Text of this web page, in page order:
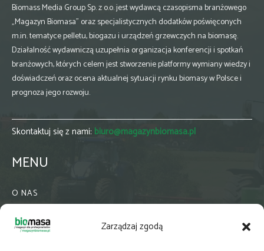
Zarządzaj zgodą
Biomass Media Group Sp. z o.o. jest wydawcą czasopisma branżowego
„Magazyn Biomasa” oraz specjalistycznych dodatków poświęconych
m.in. tematyce pelletu, biogazu i urządzeń grzewczych na biomasę.
Działalność wydawniczą uzupełnia organizacja konferencji i spotkań
branżowych, których celem jest stworzenie platformy wymiany wiedzy i
doświadczeń oraz ocena aktualnej sytuacji rynku biomasy w Polsce i
prognoza jego rozwoju.
Skontaktuj się z nami: biuro@magazynbiomasa.pl
MENU
O NAS
WSPÓŁPRACA